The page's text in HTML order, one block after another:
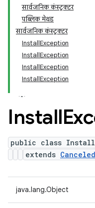
सार्वजनिक कंस्ट्रक्टर
पब्लिक मेथड
सार्वजनिक कंस्ट्रक्टर
InstallException
InstallException
InstallException
InstallException
Install
public class
extends
java.lang.Object